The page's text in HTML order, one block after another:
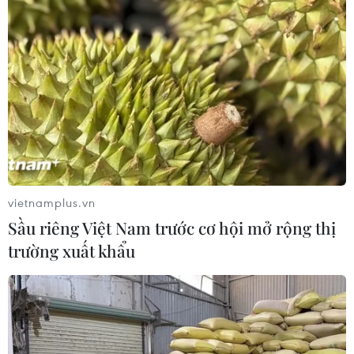
Lào Cai: Khởi tố 2 đối tượng sản xuất,
buôn bán hơn 22 tấn gạo giả Séng Cù
09/08/2026 22:44
Hà Nội: Xử lý dứt điểm 3 vụ việc vi
phạm tại hồ Đồng Đò trước 30/9
09/08/2026 12:49
Đổi mới công tác phổ biến, giáo dục
pháp luật trong bối cảnh bùng nổ
mạng xã hội
09/08/2026 12:27
vietnamplus.vn
Sầu riêng Việt Nam trước cơ hội mở rộng thị
trường xuất khẩu